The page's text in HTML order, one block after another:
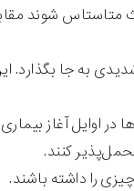
متاستاس شوند
به جا بگذارد.
در اوایل آغاز
کنند.
را داشته باشند.